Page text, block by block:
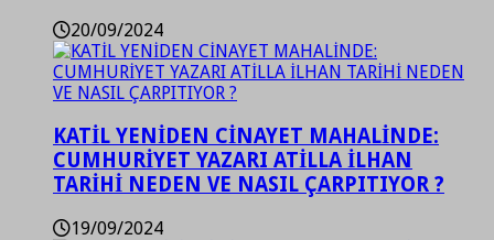
20/09/2024
KATİL YENİDEN CİNAYET MAHALİNDE:
CUMHURİYET YAZARI ATİLLA İLHAN
TARİHİ NEDEN VE NASIL ÇARPITIYOR ?
19/09/2024